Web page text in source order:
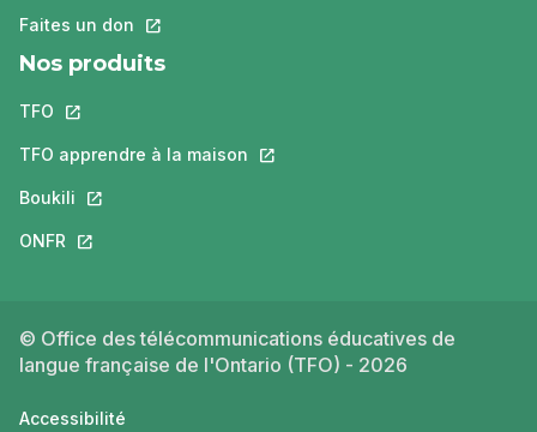
Faites un don Ce lien s'ouvrira dans un nouvel onglet.
Nos produits
TFO Ce lien s'ouvrira dans un nouvel onglet.
TFO apprendre à la maison Ce lien s'ouvrira dans un nouvel
Boukili Ce lien s'ouvrira dans un nouvel onglet.
ONFR Ce lien s'ouvrira dans un nouvel onglet.
© Office des télécommunications éducatives de
langue française de l'Ontario (TFO) - 2026
Accessibilité